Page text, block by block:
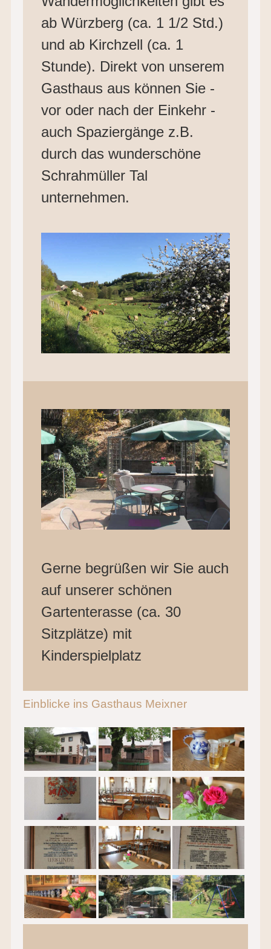
ab Würzberg (ca. 1 1/2 Std.)
und ab Kirchzell (ca. 1
Stunde). Direkt von unserem
Gasthaus aus können Sie -
vor oder nach der Einkehr -
auch Spaziergänge z.B.
durch das wunderschöne
Schrahmüller Tal
unternehmen.
Gerne begrüßen wir Sie auch
auf unserer schönen
Gartenterasse (ca. 30
Sitzplätze) mit
Kinderspielplatz
Einblicke ins Gasthaus Meixner